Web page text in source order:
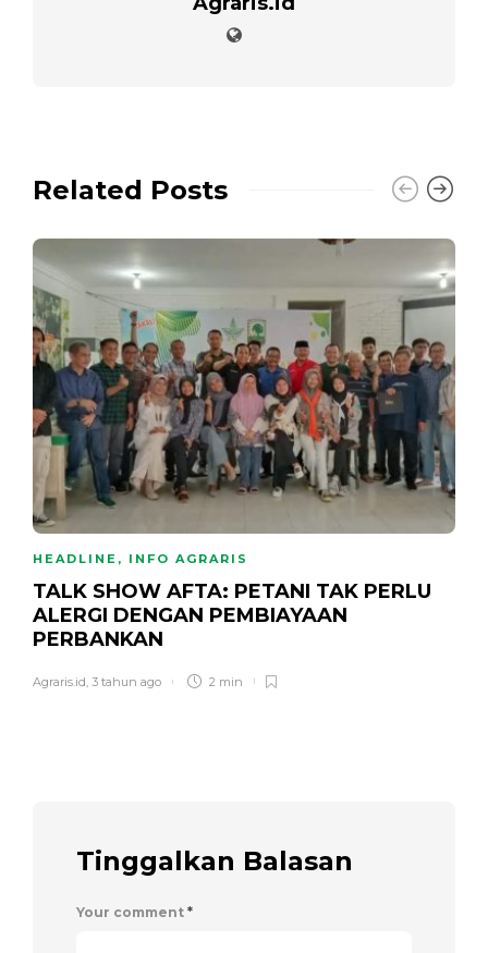
Related Posts
HEADLINE , INFO AGRARIS
TALK SHOW AFTA: PETANI TAK PERLU
ALERGI DENGAN PEMBIAYAAN
PERBANKAN
Agraris.id, 3 tahun ago 2 min
Tinggalkan Balasan
Your comment *